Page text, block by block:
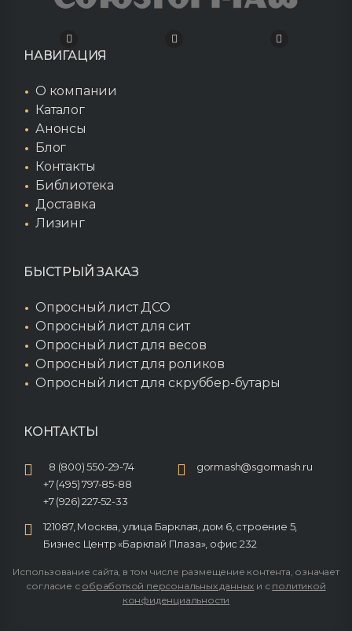
НАВИГАЦИЯ
О компании
Каталог
Анонсы
Блог
Контакты
Библиотека
Доставка
Лизинг
БЫСТРЫЙ ЗАКАЗ
Опросный лист ДСО
Опросный лист для сит
Опросный лист для весов
Опросный лист для роликов
Опросный лист для скруббер-бутары
КОНТАКТЫ
8 (800) 550-29-74
+7 (495) 797-85-88
+7 (926) 227-52-33
gormash@sgormash.ru
121087, Москва, улица Барклая, дом 6, строение 5,
Бизнес Центр «Барклай Плаза», офис 232
Использование сайта, в том числе размещение контента, означает
согласие с обработкой персональных данных и с политикой
конфиденциальности